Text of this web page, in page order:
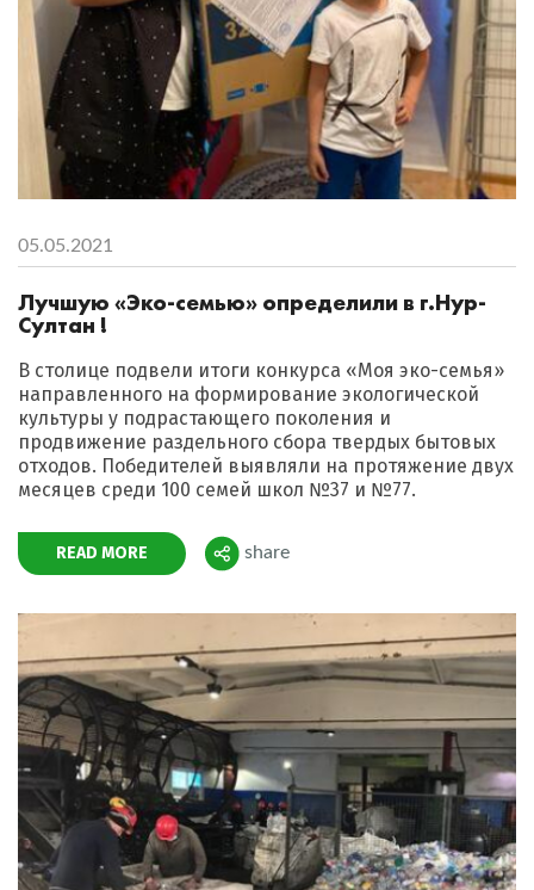
05.05.2021
Лучшую «Эко-семью» определили в г.Нур-
Султан !
В столице подвели итоги конкурса «Моя эко-семья»
направленного на формирование экологической
культуры у подрастающего поколения и
продвижение раздельного сбора твердых бытовых
отходов. Победителей выявляли на протяжение двух
месяцев среди 100 семей школ №37 и №77.
READ MORE Поделиться
share